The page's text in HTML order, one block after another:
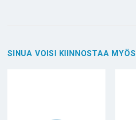
SINUA VOISI KIINNOSTAA